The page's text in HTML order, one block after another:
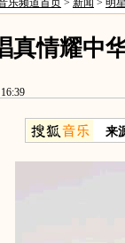
乐频道首页 > 新闻 > 明
真情耀中
来